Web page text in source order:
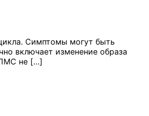
Симптомы могут быть
включает изменение образа
ПМС не […]